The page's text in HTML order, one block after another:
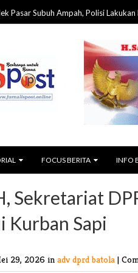
Ampah, Polisi Lakukan
FOCUS BERITA INFO
Sekretariat
Kurban Sapi
29, 2026 in adv dprd batola |